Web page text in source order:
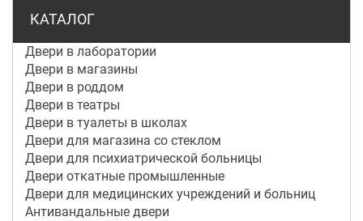
КАТАЛОГ
Двери в лаборатории
Двери в магазины
Двери в роддом
Двери в театры
Двери в туалеты в школах
Двери для магазина со стеклом
Двери для психиатрической больницы
Двери откатные промышленные
Двери для медицинских учреждений и больниц
Антивандальные двери